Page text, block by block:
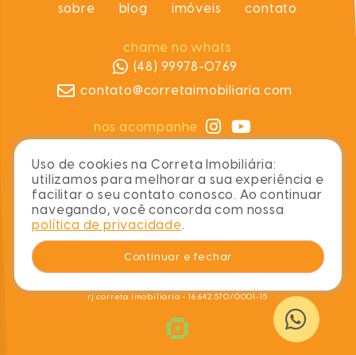
sobre blog imóveis contato
CRECI 3645J
rj correta imobiliária - 16.642.570/0001-15
chame no whats
(48) 99978-0769
contato@corretaimobiliaria.com
nos acompanhe
Uso de cookies na Correta Imobiliária:
utilizamos para melhorar a sua experiência e
facilitar o seu contato conosco. Ao continuar
navegando, você concorda com nossa
política de privacidade.
Continuar e fechar